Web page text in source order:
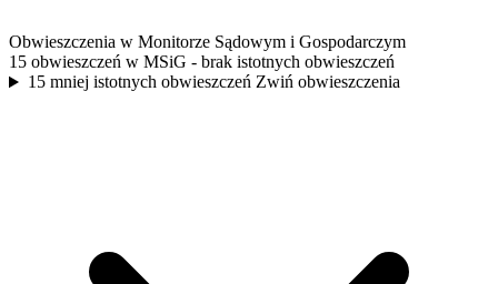
Obwieszczenia w Monitorze Sądowym i Gospodarczym
15 obwieszczeń w MSiG - brak istotnych obwieszczeń
15 mniej istotnych obwieszczeń Zwiń obwieszczenia